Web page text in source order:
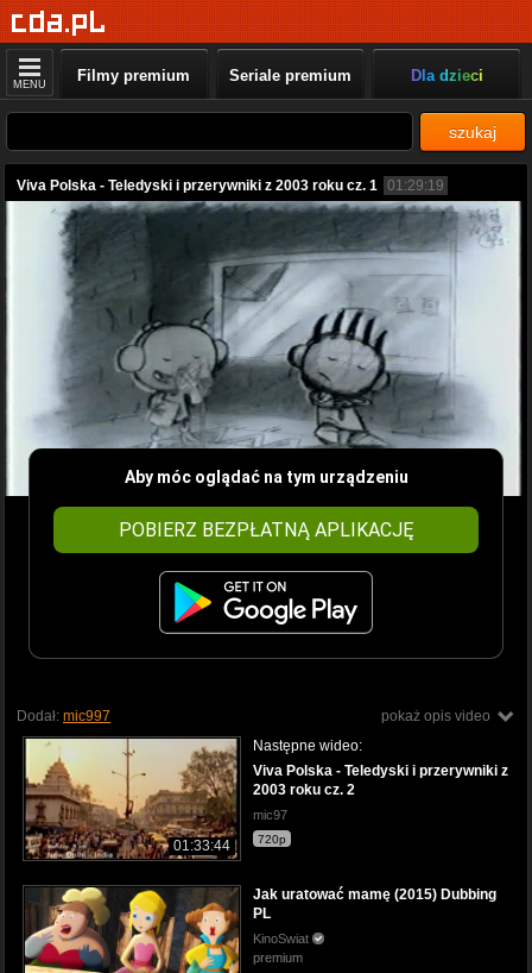
MENU Filmy premium Seriale premium Dla dzieci
szukaj
Viva Polska - Teledyski i przerywniki z 2003 roku cz. 1 01:29:19
Aby móc oglądać na tym urządzeniu
POBIERZ BEZPŁATNĄ APLIKACJĘ
pokaż opis video
Dodał: mic997
01:33:44
Następne wideo:
Viva Polska - Teledyski i przerywniki z
2003 roku cz. 2
mic97
720p
Jak uratować mamę (2015) Dubbing
PL
KinoSwiat
premium